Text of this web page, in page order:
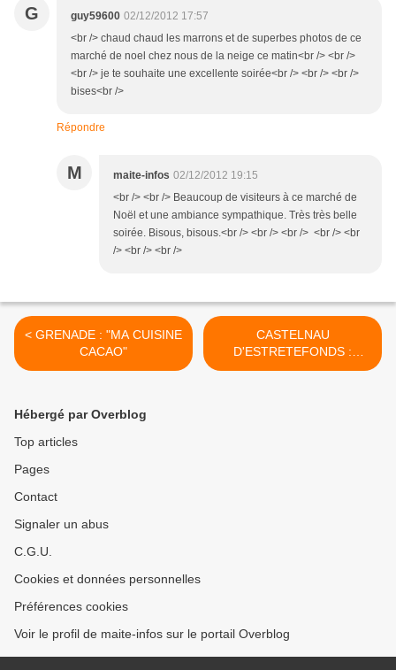
G guy59600 02/12/2012 17:57
<br /> chaud chaud les marrons et de superbes photos de ce
marché de noel chez nous de la neige ce matin<br /> <br />
<br /> je te souhaite une excellente soirée<br /> <br /> <br />
bises<br />
Répondre
M maite-infos 02/12/2012 19:15
<br /> <br /> Beaucoup de visiteurs à ce marché de
Noël et une ambiance sympathique. Très très belle
soirée. Bisous, bisous.<br /> <br /> <br /> <br /> <br
/> <br /> <br />
< GRENADE : "MA CUISINE
CACAO"
CASTELNAU
D'ESTRETEFONDS :
TELETHON 2012 >
Hébergé par Overblog
Top articles
Pages
Contact
Signaler un abus
C.G.U.
Cookies et données personnelles
Préférences cookies
Voir le profil de maite-infos sur le portail Overblog